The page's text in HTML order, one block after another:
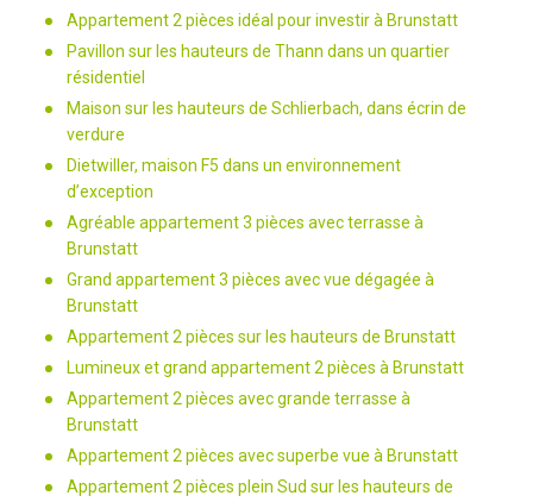
Appartement 2 pièces idéal pour investir à Brunstatt
Pavillon sur les hauteurs de Thann dans un quartier
résidentiel
Maison sur les hauteurs de Schlierbach, dans écrin de
verdure
Dietwiller, maison F5 dans un environnement
d’exception
Agréable appartement 3 pièces avec terrasse à
Brunstatt
Grand appartement 3 pièces avec vue dégagée à
Brunstatt
Appartement 2 pièces sur les hauteurs de Brunstatt
Lumineux et grand appartement 2 pièces à Brunstatt
Appartement 2 pièces avec grande terrasse à
Brunstatt
Appartement 2 pièces avec superbe vue à Brunstatt
Appartement 2 pièces plein Sud sur les hauteurs de